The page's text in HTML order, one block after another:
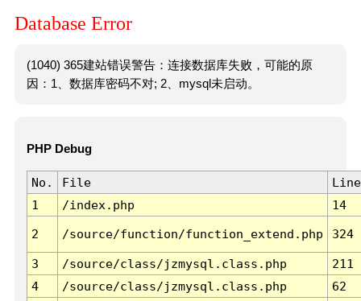
Database Error
(1040) 365建站错误警告：连接数据库失败，可能的原
因：1、数据库密码不对; 2、mysql未启动。
PHP Debug
No. File
Line
1
/index.php 14
2 /source/function/function_extend.php 324
3 /source/class/jzmysql.class.php
211
4
/source/class/jzmysql.class.php
62